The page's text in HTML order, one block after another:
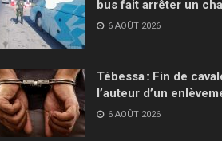
bus fait arrêter un
6 AOÛT 2026
Tébessa : Fin de
l’auteur d’un
6 AOÛT 2026